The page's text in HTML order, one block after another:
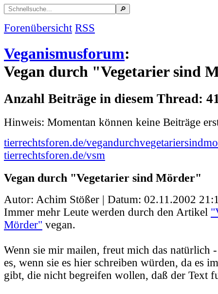
Forenübersicht RSS
Veganismusforum:
Vegan durch "Vegetarier sind
Anzahl Beiträge in diesem Thread:
Hinweis: Momentan können keine Beiträge
tierrechtsforen.de/
tierrechtsforen.de/vsm
Vegan durch "Vegetarier sind Mörder"
Autor: Achim Stößer | Datum: 02.11.2002
Immer mehr Leute werden durch den Artikel
Mörder" vegan.
Wenn sie mir mailen, freut mich das natürlich -
es, wenn sie es hier schreiben würden, da es
gibt, die nicht begreifen wollen, daß der Text